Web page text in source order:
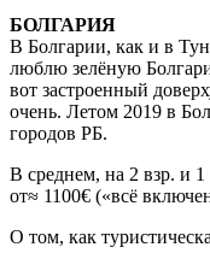
БОЛГАРИЯ
В Болгарии, как и в
люблю зелёную
вот застроенный
очень. Летом 2019 в
городов РБ.
В среднем, на 2 взр. и 1
от≈ 1100€ («всё
О том, как